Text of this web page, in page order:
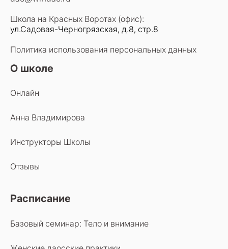
Школа на Красных Воротах (офис):
ул.Садовая-Черногрязская, д.8, стр.8
Политика использования персональных данных
О школе
Онлайн
Анна Владимирова
Инструкторы Школы
Отзывы
Расписание
Базовый семинар: Тело и внимание